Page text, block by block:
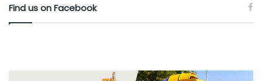
Find us on Facebook